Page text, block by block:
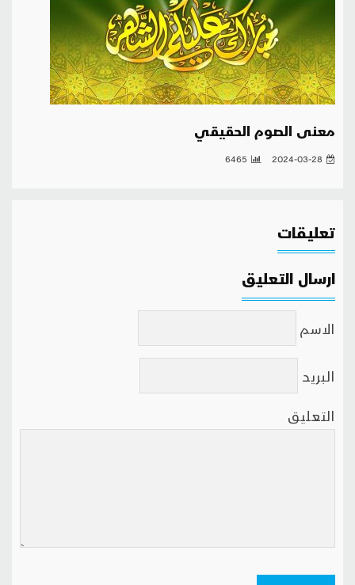
معنى الصوم الحقيقي
2024-03-28
6465
تعليقات
ارسال التعليق
الاسم
البريد
التعليق